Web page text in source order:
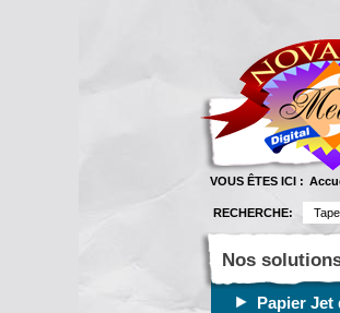
VOUS ÊTES ICI :
RECHERCHE:
Nos
Papier Jet